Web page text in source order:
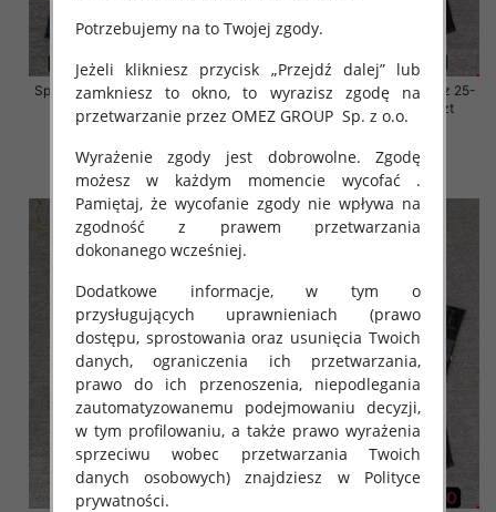
Spodnie damskie jeansy Roz 25-
30, 1 Kolor Paczka 10 szt
szczegóły
Spodnie damskie jeansy Roz 25-
30, 1 Kolor Paczka 10 szt
szczegóły
Potrzebujemy na to Twojej zgody.
Jeżeli klikniesz przycisk „Przejdź dalej” lub
zamkniesz to okno, to wyrazisz zgodę na
przetwarzanie przez OMEZ GROUP Sp. z o.o.
Wyrażenie zgody jest dobrowolne. Zgodę
możesz w każdym momencie wycofać .
Pamiętaj, że wycofanie zgody nie wpływa na
zgodność z prawem przetwarzania
dokonanego wcześniej.
Dodatkowe informacje, w tym o
przysługujących uprawnieniach (prawo
dostępu, sprostowania oraz usunięcia Twoich
danych, ograniczenia ich przetwarzania,
prawo do ich przenoszenia, niepodlegania
zautomatyzowanemu podejmowaniu decyzji,
w tym profilowaniu, a także prawo wyrażenia
sprzeciwu wobec przetwarzania Twoich
danych osobowych) znajdziesz w Polityce
prywatności.